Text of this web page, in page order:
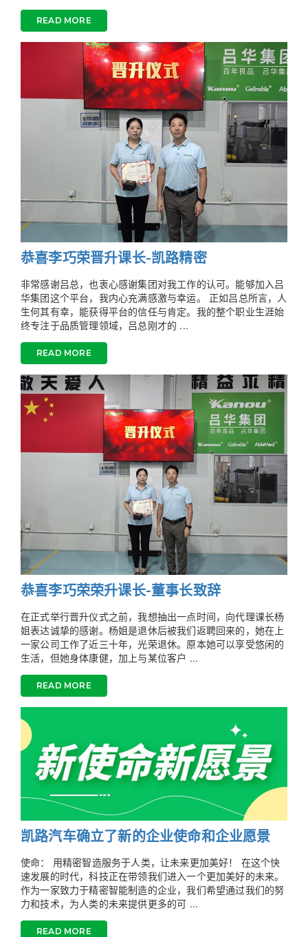
READ MORE
恭喜李巧荣晋升课长-凯路精密
非常感谢吕总，也衷心感谢集团对我工作的认可。能够加入吕
华集团这个平台，我内心充满感激与幸运。 正如吕总所言，人
生何其有幸，能获得平台的信任与肯定。我的整个职业生涯始
终专注于品质管理领域，吕总刚才的 ...
READ MORE
恭喜李巧荣荣升课长-董事长致辞
在正式举行晋升仪式之前，我想抽出一点时间，向代理课长杨
姐表达诚挚的感谢。杨姐是退休后被我们返聘回来的，她在上
一家公司工作了近三十年，光荣退休。原本她可以享受悠闲的
生活，但她身体康健，加上与某位客户 ...
READ MORE
凯路汽车确立了新的企业使命和企业愿景
使命： 用精密智造服务于人类，让未来更加美好！ 在这个快
速发展的时代，科技正在带领我们进入一个更加美好的未来。
作为一家致力于精密智能制造的企业，我们希望通过我们的努
力和技术，为人类的未来提供更多的可 ...
READ MORE